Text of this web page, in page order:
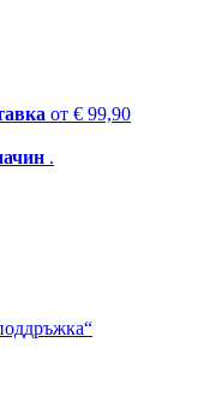
от € 99,90
.